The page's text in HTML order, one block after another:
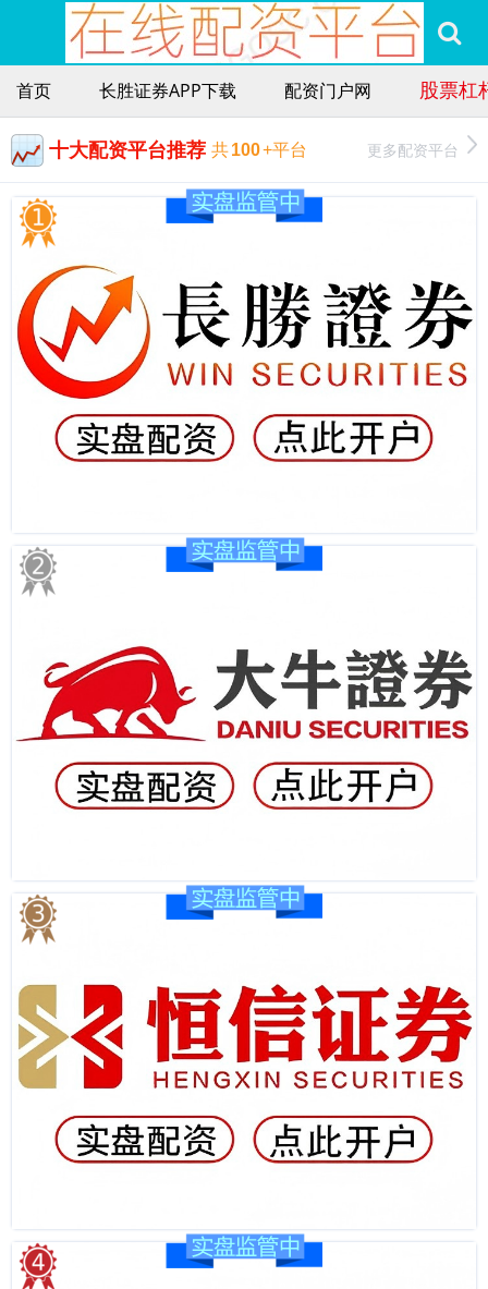
首页 长胜证券APP下载 配资门户网 股票杠
十大配资平台推荐 共100+平台 更多配资平台